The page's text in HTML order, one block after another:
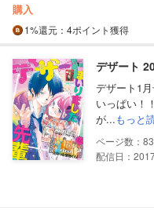
購入
1%還元 ：4ポイント獲得
デザート
デザート1
いっぱい！
が...もっと
配信日：